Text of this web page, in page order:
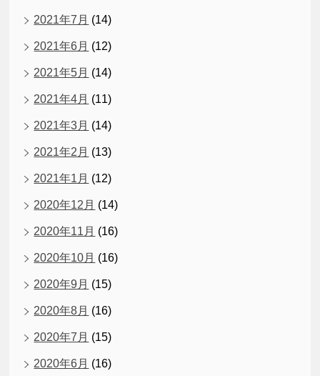
2021年7月 (14)
2021年6月 (12)
2021年5月 (14)
2021年4月 (11)
2021年3月 (14)
2021年2月 (13)
2021年1月 (12)
2020年12月 (14)
2020年11月 (16)
2020年10月 (16)
2020年9月 (15)
2020年8月 (16)
2020年7月 (15)
2020年6月 (16)